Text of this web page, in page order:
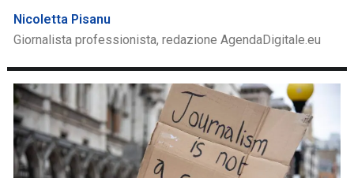
Nicoletta Pisanu
Giornalista professionista, redazione AgendaDigitale.eu